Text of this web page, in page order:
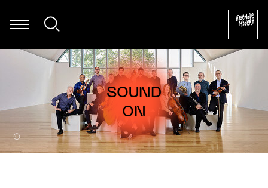
Dierksen - Folke Rabe: Basta für Posaune solo (1982) [excerpt]
©